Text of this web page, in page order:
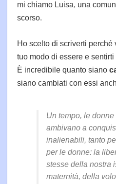
mi chiamo Luisa, una
scorso.
Ho scelto di scriverti perché
tuo modo di essere e sentirti
È incredibile quanto siano
siano cambiati con essi
Un tempo, le donne
ambivano a
inalienabili, tanto
per le donne: la
stesse della nostra
maternità, della